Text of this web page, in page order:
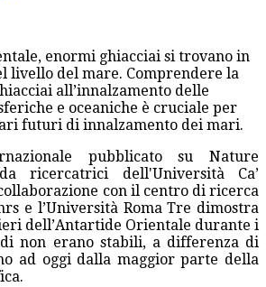
enormi ghiacciai si trovano in
livello del mare. Comprendere la
all’innalzamento delle
e oceaniche è cruciale per
futuri di innalzamento dei mari.
pubblicato su Nature
ricercatrici dell'Università Ca’
con il centro di ricerca
e l’Università Roma Tre dimostra
dell’Antartide Orientale durante i
non erano stabili, a differenza di
ad oggi dalla maggior parte della